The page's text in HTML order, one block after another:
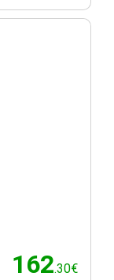
162.30€